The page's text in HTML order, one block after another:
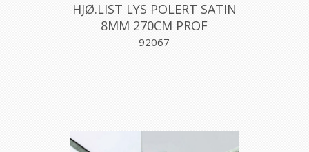
HJØ.LIST LYS POLERT SATIN
8MM 270CM PROF
92067